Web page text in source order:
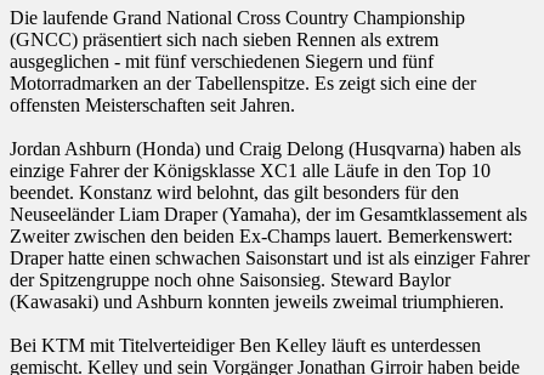
Die laufende Grand National Cross Country Championship
(GNCC) präsentiert sich nach sieben Rennen als extrem
ausgeglichen - mit fünf verschiedenen Siegern und fünf
Motorradmarken an der Tabellenspitze. Es zeigt sich eine der
offensten Meisterschaften seit Jahren.
Jordan Ashburn (Honda) und Craig Delong (Husqvarna) haben als
einzige Fahrer der Königsklasse XC1 alle Läufe in den Top 10
beendet. Konstanz wird belohnt, das gilt besonders für den
Neuseeländer Liam Draper (Yamaha), der im Gesamtklassement als
Zweiter zwischen den beiden Ex-Champs lauert. Bemerkenswert:
Draper hatte einen schwachen Saisonstart und ist als einziger Fahrer
der Spitzengruppe noch ohne Saisonsieg. Steward Baylor
(Kawasaki) und Ashburn konnten jeweils zweimal triumphieren.
Bei KTM mit Titelverteidiger Ben Kelley läuft es unterdessen
gemischt. Kelley und sein Vorgänger Jonathan Girroir haben beide